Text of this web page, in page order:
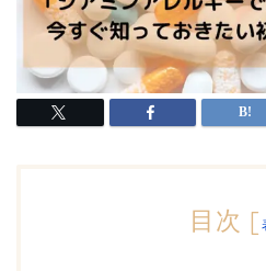
目次 [